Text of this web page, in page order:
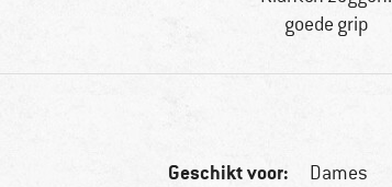
goede grip
Geschikt voor: Dames